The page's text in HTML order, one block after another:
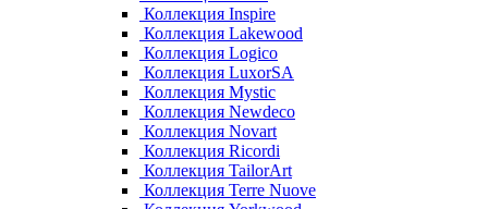
Коллекция Inspire
Коллекция Lakewood
Коллекция Logico
Коллекция LuxorSA
Коллекция Mystic
Коллекция Newdeco
Коллекция Novart
Коллекция Ricordi
Коллекция TailorArt
Коллекция Terre Nuove